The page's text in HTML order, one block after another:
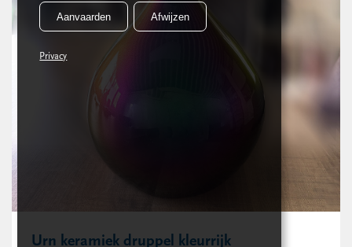
Urn keramiek druppel kleurrijk
Aanvaarden Afwijzen
Privacy